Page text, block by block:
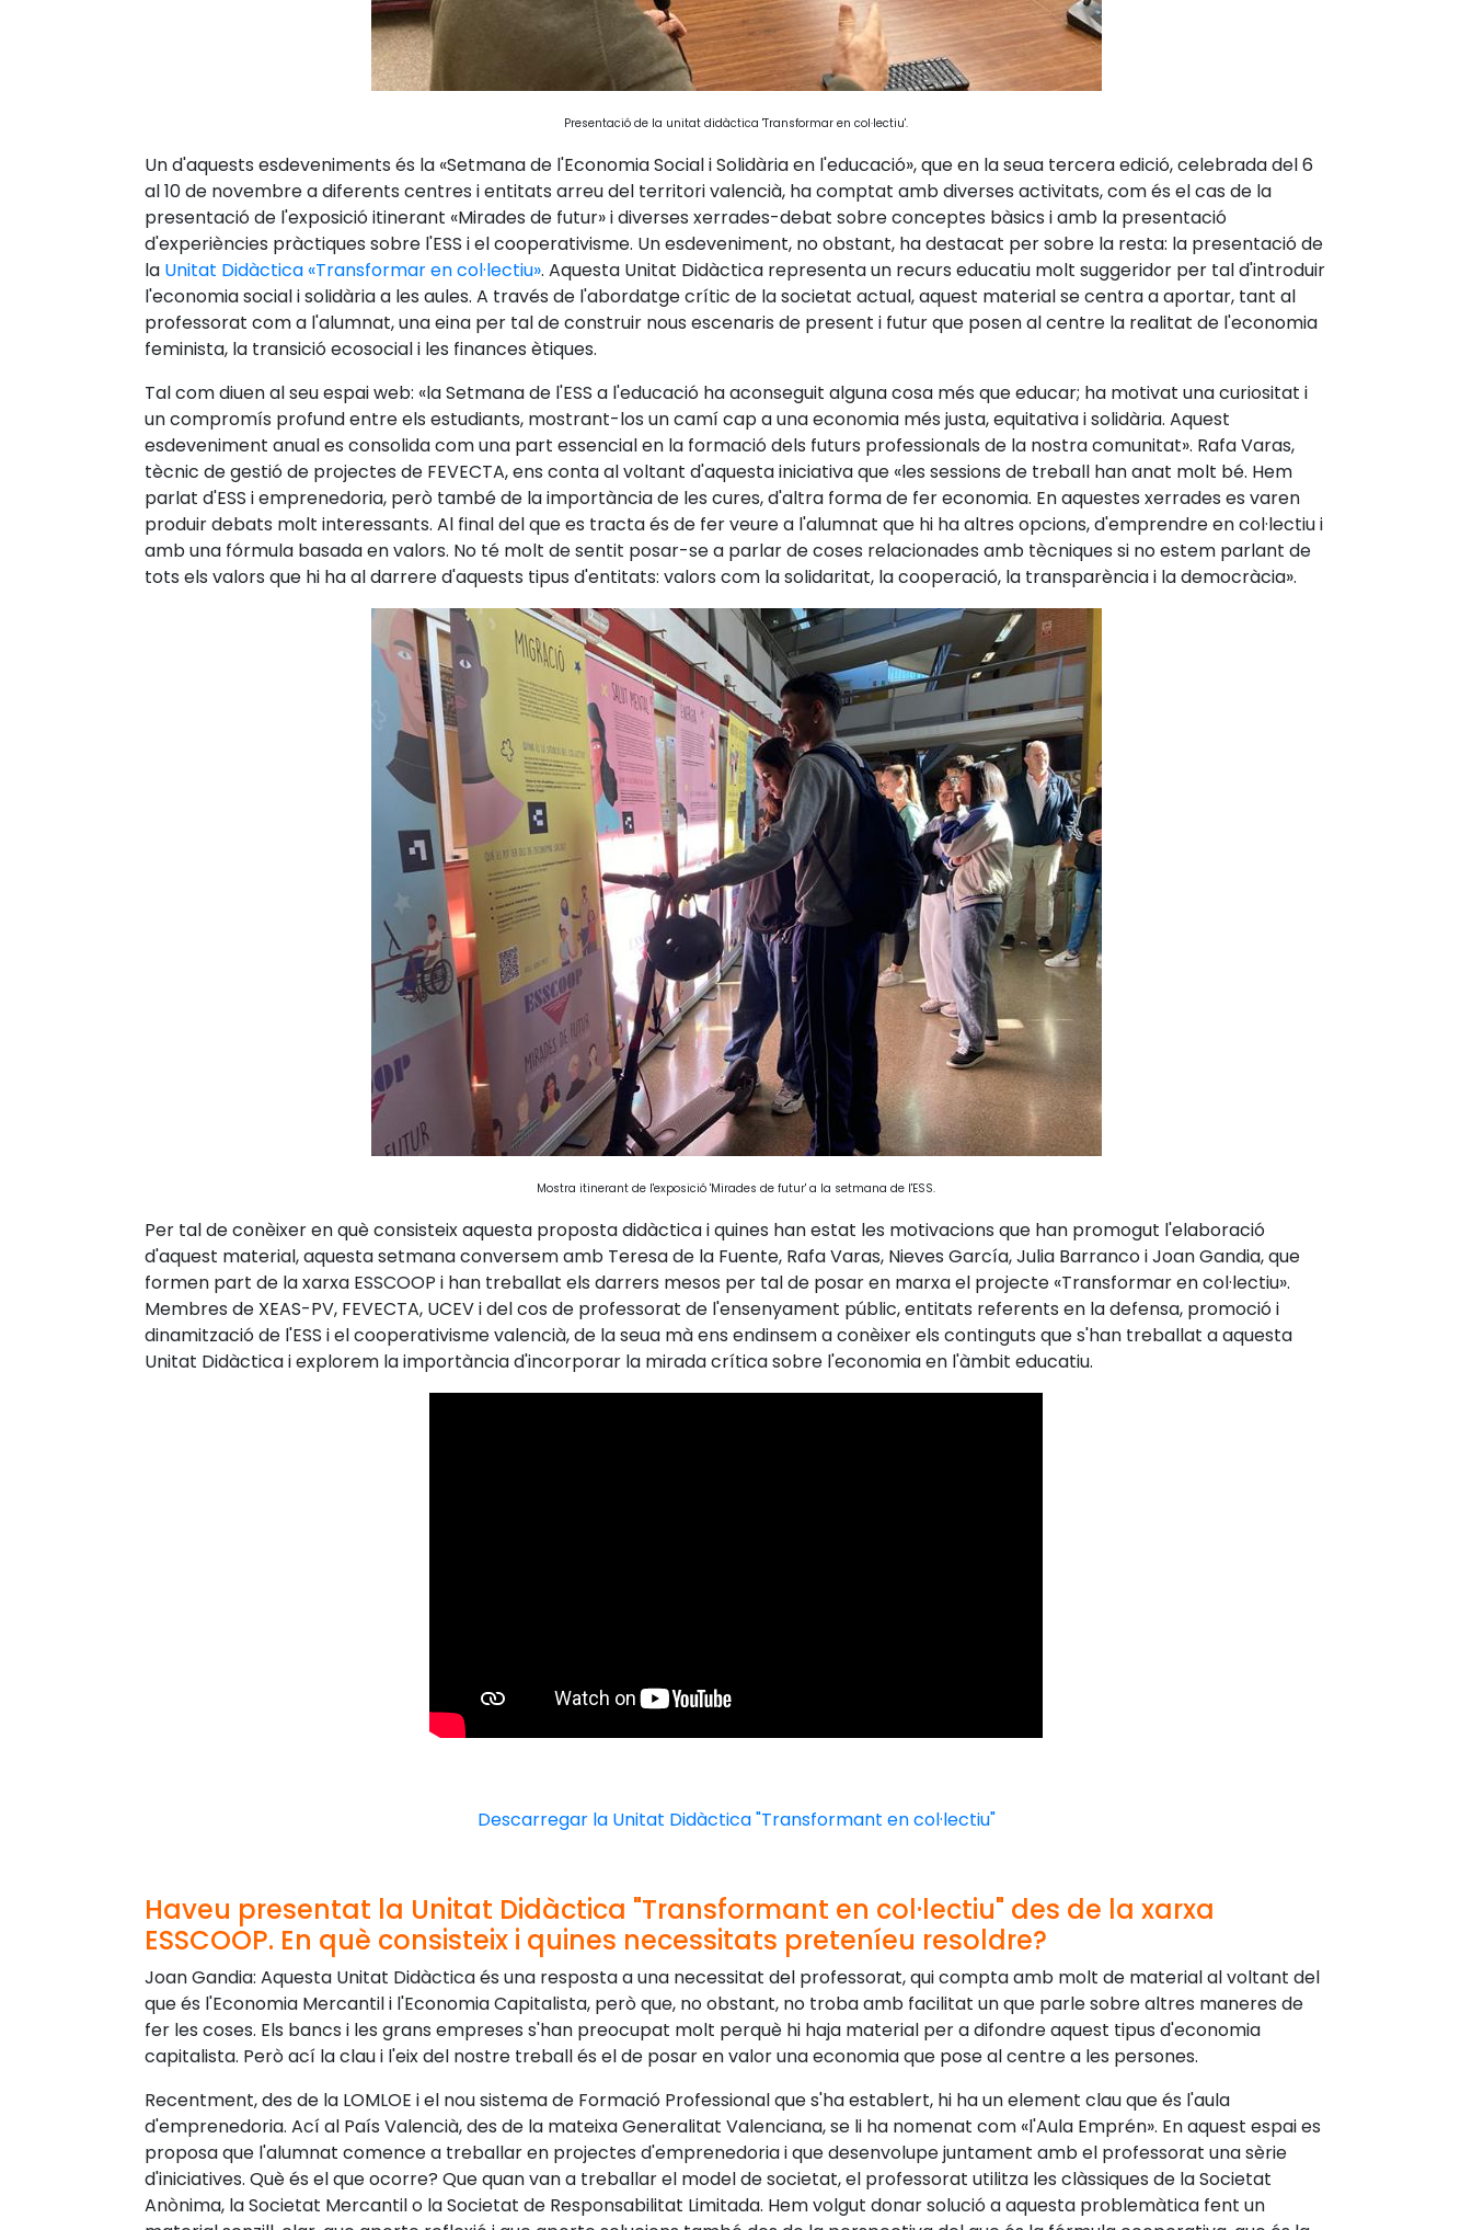
Presentació de la unitat didàctica 'Transformar en col·lectiu'.
Un d'aquests esdeveniments és la «Setmana de l'Economia Social i Solidària en l'educació», que en la seua tercera edició, celebrada del 6
al 10 de novembre a diferents centres i entitats arreu del territori valencià, ha comptat amb diverses activitats, com és el cas de la
presentació de l'exposició itinerant «Mirades de futur» i diverses xerrades-debat sobre conceptes bàsics i amb la presentació
d'experiències pràctiques sobre l'ESS i el cooperativisme. Un esdeveniment, no obstant, ha destacat per sobre la resta: la presentació de
la Unitat Didàctica «Transformar en col·lectiu». Aquesta Unitat Didàctica representa un recurs educatiu molt suggeridor per tal d'introduir
l'economia social i solidària a les aules. A través de l'abordatge crític de la societat actual, aquest material se centra a aportar, tant al
professorat com a l'alumnat, una eina per tal de construir nous escenaris de present i futur que posen al centre la realitat de l'economia
feminista, la transició ecosocial i les finances ètiques.
Tal com diuen al seu espai web: «la Setmana de l'ESS a l'educació ha aconseguit alguna cosa més que educar; ha motivat una curiositat i
un compromís profund entre els estudiants, mostrant-los un camí cap a una economia més justa, equitativa i solidària. Aquest
esdeveniment anual es consolida com una part essencial en la formació dels futurs professionals de la nostra comunitat». Rafa Varas,
tècnic de gestió de projectes de FEVECTA, ens conta al voltant d'aquesta iniciativa que «les sessions de treball han anat molt bé. Hem
parlat d'ESS i emprenedoria, però també de la importància de les cures, d'altra forma de fer economia. En aquestes xerrades es varen
produir debats molt interessants. Al final del que es tracta és de fer veure a l'alumnat que hi ha altres opcions, d'emprendre en col·lectiu i
amb una fórmula basada en valors. No té molt de sentit posar-se a parlar de coses relacionades amb tècniques si no estem parlant de
tots els valors que hi ha al darrere d'aquests tipus d'entitats: valors com la solidaritat, la cooperació, la transparència i la democràcia».
Mostra itinerant de l'exposició 'Mirades de futur' a la setmana de l'ESS.
Per tal de conèixer en què consisteix aquesta proposta didàctica i quines han estat les motivacions que han promogut l'elaboració
d'aquest material, aquesta setmana conversem amb Teresa de la Fuente, Rafa Varas, Nieves García, Julia Barranco i Joan Gandia, que
formen part de la xarxa ESSCOOP i han treballat els darrers mesos per tal de posar en marxa el projecte «Transformar en col·lectiu».
Membres de XEAS-PV, FEVECTA, UCEV i del cos de professorat de l'ensenyament públic, entitats referents en la defensa, promoció i
dinamització de l'ESS i el cooperativisme valencià, de la seua mà ens endinsem a conèixer els continguts que s'han treballat a aquesta
Unitat Didàctica i explorem la importància d'incorporar la mirada crítica sobre l'economia en l'àmbit educatiu.
Descarregar la Unitat Didàctica "Transformant en col·lectiu"
Haveu presentat la Unitat Didàctica "Transformant en col·lectiu" des de la xarxa
ESSCOOP. En què consisteix i quines necessitats preteníeu resoldre?
Joan Gandia: Aquesta Unitat Didàctica és una resposta a una necessitat del professorat, qui compta amb molt de material al voltant del
que és l'Economia Mercantil i l'Economia Capitalista, però que, no obstant, no troba amb facilitat un que parle sobre altres maneres de
fer les coses. Els bancs i les grans empreses s'han preocupat molt perquè hi haja material per a difondre aquest tipus d'economia
capitalista. Però ací la clau i l'eix del nostre treball és el de posar en valor una economia que pose al centre a les persones.
Recentment, des de la LOMLOE i el nou sistema de Formació Professional que s'ha establert, hi ha un element clau que és l'aula
d'emprenedoria. Ací al País Valencià, des de la mateixa Generalitat Valenciana, se li ha nomenat com «l'Aula Emprén». En aquest espai es
proposa que l'alumnat comence a treballar en projectes d'emprenedoria i que desenvolupe juntament amb el professorat una sèrie
d'iniciatives. Què és el que ocorre? Que quan van a treballar el model de societat, el professorat utilitza les clàssiques de la Societat
Anònima, la Societat Mercantil o la Societat de Responsabilitat Limitada. Hem volgut donar solució a aquesta problemàtica fent un